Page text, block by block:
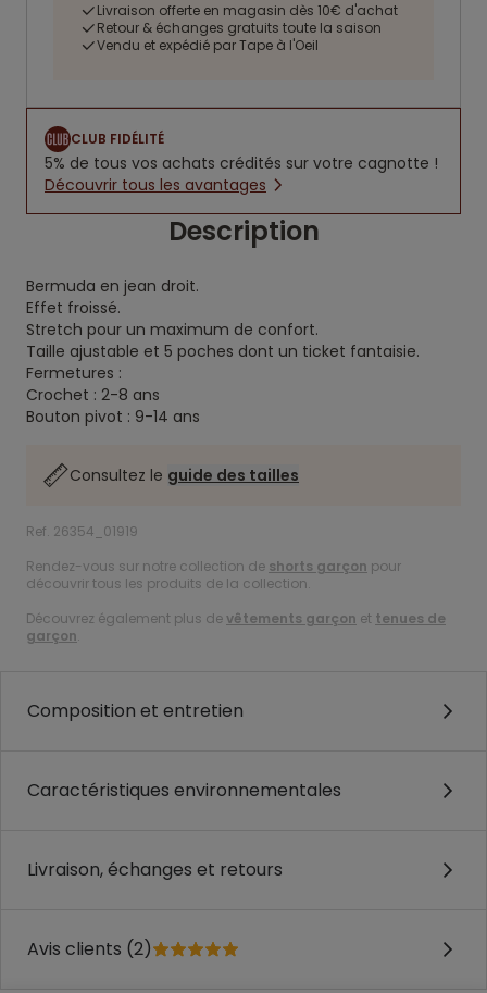
Livraison offerte en magasin dès 10€ d'achat
Retour & échanges gratuits toute la saison
Vendu et expédié par Tape à l'Oeil
CLUB FIDÉLITÉ
5% de tous vos achats crédités sur votre cagnotte !
Découvrir tous les avantages
Description
Bermuda en jean droit.
Effet froissé.
Stretch pour un maximum de confort.
Taille ajustable et 5 poches dont un ticket fantaisie.
Fermetures :
Crochet : 2-8 ans
Bouton pivot : 9-14 ans
Consultez le guide des tailles
Ref. 26354_01919
Rendez-vous sur notre collection de shorts garçon pour
découvrir tous les produits de la collection.
Découvrez également plus devêtements garçon et tenues de
garçon.
Composition et entretien
Caractéristiques environnementales
Livraison, échanges et retours
Avis clients (2)